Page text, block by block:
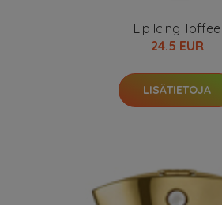
Lip Icing Toffee
24.5 EUR
LISÄTIETOJA